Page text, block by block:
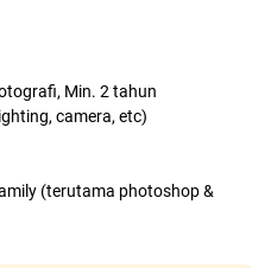
Min. 2 tahun
camera, etc)
(terutama photoshop &